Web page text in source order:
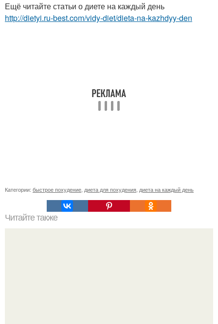
Ещё читайте статьи о диете на каждый день
http://dietyi.ru-best.com/vidy-diet/dieta-na-kazhdyy-den
Категории: быстрое похудение, диета для похудения, диета на каждый день
Читайте также